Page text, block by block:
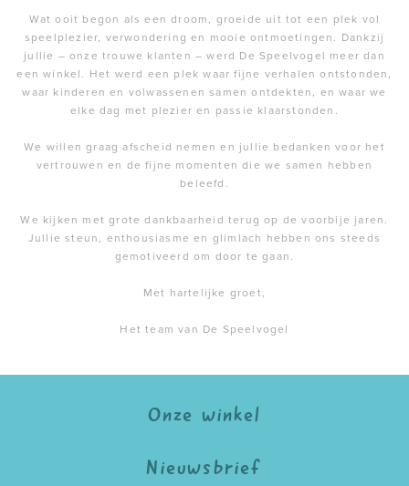
Wat ooit begon als een droom, groeide uit tot een plek vol
speelplezier, verwondering en mooie ontmoetingen. Dankzij
jullie – onze trouwe klanten – werd De Speelvogel meer dan
een winkel. Het werd een plek waar fijne verhalen ontstonden,
waar kinderen en volwassenen samen ontdekten, en waar we
elke dag met plezier en passie klaarstonden.
We willen graag afscheid nemen en jullie bedanken voor het
vertrouwen en de fijne momenten die we samen hebben
beleefd.
We kijken met grote dankbaarheid terug op de voorbije jaren.
Jullie steun, enthousiasme en glimlach hebben ons steeds
gemotiveerd om door te gaan.
Met hartelijke groet,
Het team van De Speelvogel
Onze winkel
Nieuwsbrief